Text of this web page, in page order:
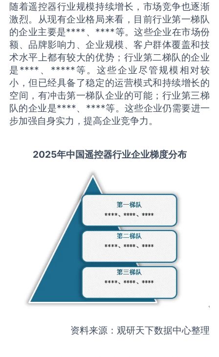
随着遥控器行业规模持续增长，市场竞争也逐渐
激烈。从现有企业格局来看，目前行业第一梯队
的企业主要是****、****等。这些企业在市场份
额、品牌影响力、企业规模、客户群体覆盖和技
术水平上都有较大的优势；行业第二梯队的企业
是****、*****等。这些企业尽管规模相对较
小，但已经具备了稳定的运营模式和持续增长的
空间，有冲击第一梯队企业的可能；行业第三梯
队的企业是****、****等。这些企业仍需要进一
步加强自身实力，提高企业竞争力。
2025年中国遥控器行业企业梯度分布
资料来源：观研天下数据中心整理